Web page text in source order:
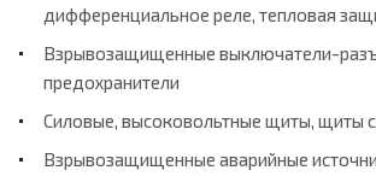
дифференциальное реле, тепловая
Взрывозащищенные выключатели-
предохранители
Силовые, высоковольтные щиты, щиты
Взрывозащищенные аварийные